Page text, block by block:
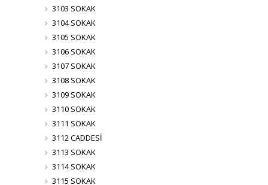
3103 SOKAK
3104 SOKAK
3105 SOKAK
3106 SOKAK
3107 SOKAK
3108 SOKAK
3109 SOKAK
3110 SOKAK
3111 SOKAK
3112 CADDESİ
3113 SOKAK
3114 SOKAK
3115 SOKAK